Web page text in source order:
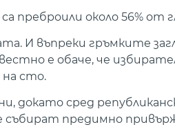
преброили около 56% от
И въпреки гръмките
е обаче, че
на сто.
докато сред
събират предимно